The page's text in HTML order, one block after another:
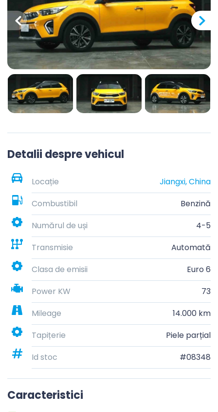
Detalii despre vehicul
Locație
Jiangxi, China
Combustibil
Benzină
Numărul de uși
4-5
Transmisie
Automată
Clasa de emisii
Euro 6
Power KW
73
Mileage
14.000 km
Tapițerie
Piele parțial
Id stoc
#08348
Caracteristici